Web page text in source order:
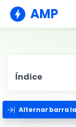
AMP
Índice
Alternar barra